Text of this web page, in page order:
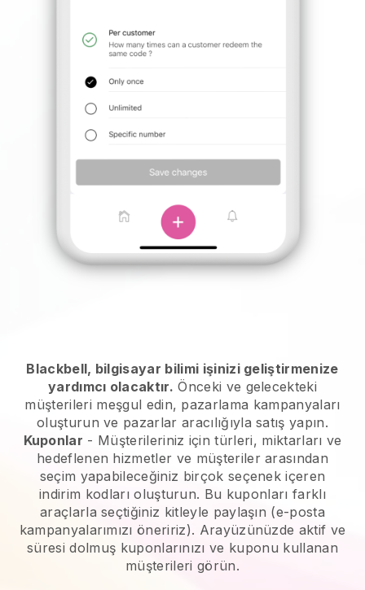
Blackbell, bilgisayar bilimi işinizi geliştirmenize
yardımcı olacaktır. Önceki ve gelecekteki
müşterileri meşgul edin, pazarlama kampanyaları
oluşturun ve pazarlar aracılığıyla satış yapın.
Kuponlar - Müşterileriniz için türleri, miktarları ve
hedeflenen hizmetler ve müşteriler arasından
seçim yapabileceğiniz birçok seçenek içeren
indirim kodları oluşturun. Bu kuponları farklı
araçlarla seçtiğiniz kitleyle paylaşın (e-posta
kampanyalarımızı öneririz). Arayüzünüzde aktif ve
süresi dolmuş kuponlarınızı ve kuponu kullanan
müşterileri görün.